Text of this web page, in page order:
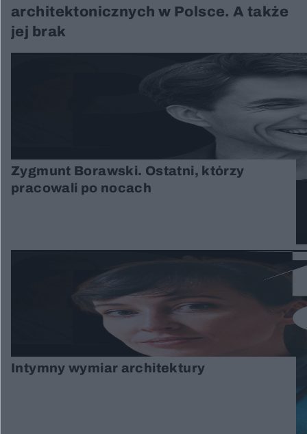
architektonicznych w Polsce. A także
jej brak
Zygmunt Borawski. Ostatni, którzy
pracowali po nocach
Intymny wymiar architektury